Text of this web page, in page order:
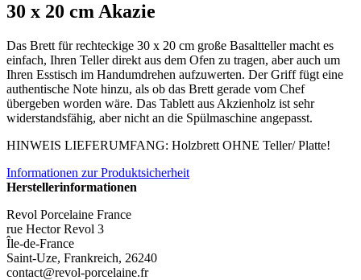
30 x 20 cm Akazie
Das Brett für rechteckige 30 x 20 cm große Basaltteller macht es
einfach, Ihren Teller direkt aus dem Ofen zu tragen, aber auch um
Ihren Esstisch im Handumdrehen aufzuwerten. Der Griff fügt eine
authentische Note hinzu, als ob das Brett gerade vom Chef
übergeben worden wäre. Das Tablett aus Akzienholz ist sehr
widerstandsfähig, aber nicht an die Spülmaschine angepasst.
HINWEIS LIEFERUMFANG: Holzbrett OHNE Teller/ Platte!
Informationen zur Produktsicherheit
Herstellerinformationen
Revol Porcelaine France
rue Hector Revol 3
Île-de-France
Saint-Uze, Frankreich, 26240
contact@revol-porcelaine.fr